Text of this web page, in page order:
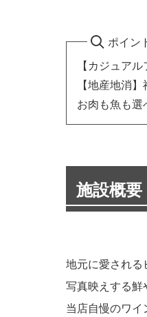
ポイン
【カジュア
【地産地消
お肉も魚も
施設概要
地元に愛され
写真映えする鮮
当店自慢のワイ